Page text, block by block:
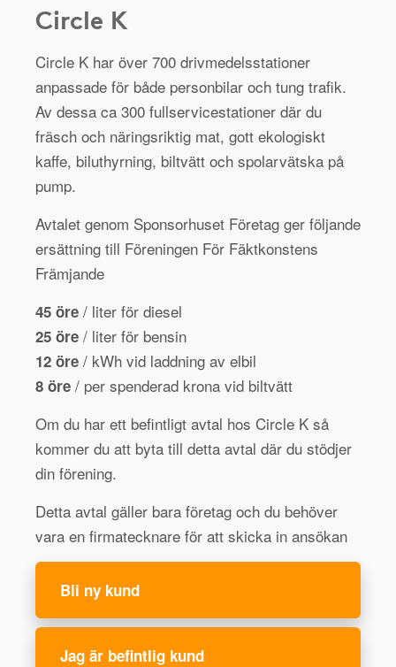
Circle K
Circle K har över 700 drivmedelsstationer
anpassade för både personbilar och tung trafik.
Av dessa ca 300 fullservicestationer där du
fräsch och näringsriktig mat, gott ekologiskt
kaffe, biluthyrning, biltvätt och spolarvätska på
pump.
Avtalet genom Sponsorhuset Företag ger följande
ersättning till Föreningen För Fäktkonstens
Främjande
45 öre / liter för diesel
25 öre / liter för bensin
12 öre / kWh vid laddning av elbil
8 öre / per spenderad krona vid biltvätt
Om du har ett befintligt avtal hos Circle K så
kommer du att byta till detta avtal där du stödjer
din förening.
Detta avtal gäller bara företag och du behöver
vara en firmatecknare för att skicka in ansökan
Bli ny kund
Jag är befintlig kund